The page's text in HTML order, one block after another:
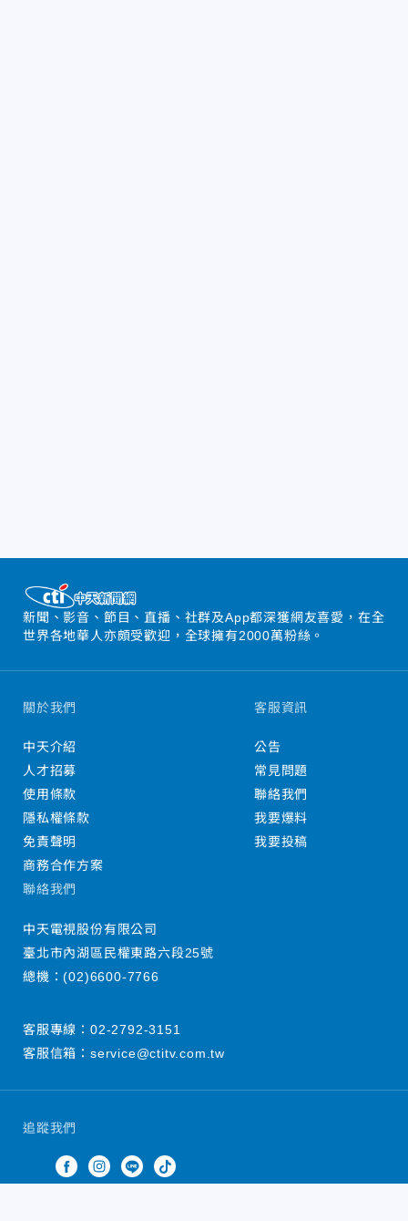
新聞、影音、節目、直播、社群及App都深獲網友喜愛，在全
世界各地華人亦頗受歡迎，全球擁有2000萬粉絲。
追蹤我們
關於我們
中天介紹
人才招募
使用條款
隱私權條款
免責聲明
商務合作方案
客服資訊
公告
常見問題
聯絡我們
我要爆料
我要投稿
聯絡我們
中天電視股份有限公司
臺北市內湖區民權東路六段25號
總機：(02)6600-7766
客服專線： 02-2792-3151
客服信箱： service@ctitv.com.tw